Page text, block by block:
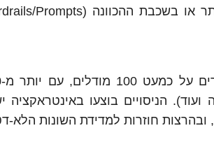
ועוד). הניסויים בוצעו
ובהרצות חוזרות למדידת השונות הלא-